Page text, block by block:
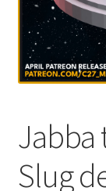
Jabba
Slug